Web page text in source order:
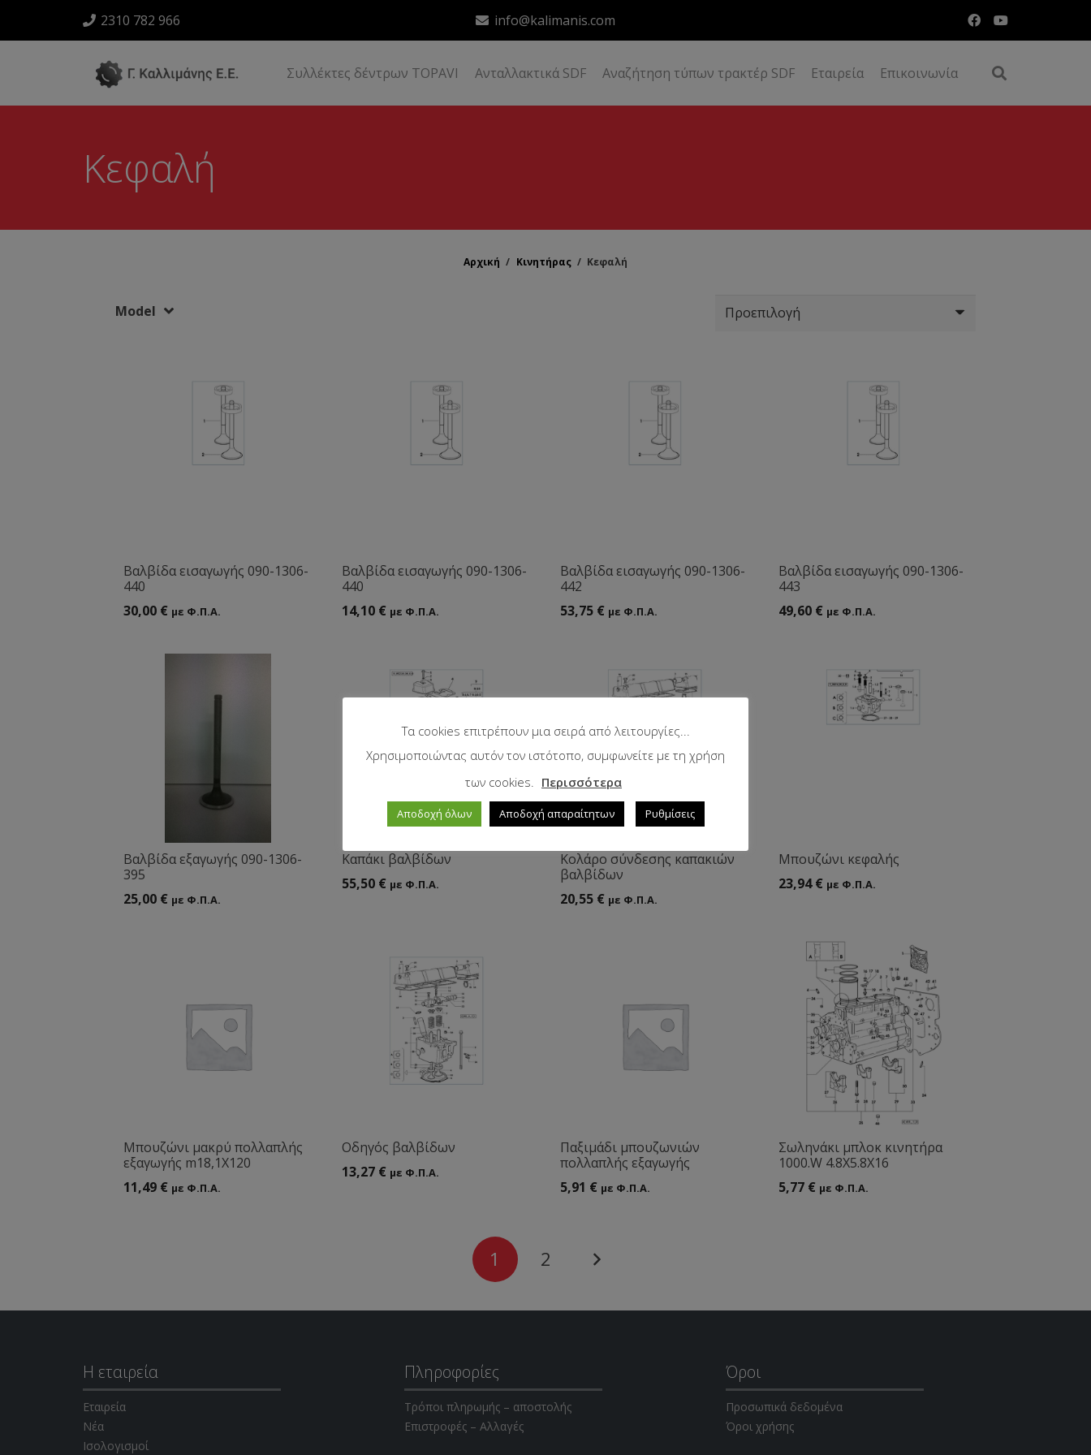
2310 782 966 info@kalimanis.com
Συλλέκτες δέντρων TOPAVI Ανταλλακτικά SDF Αναζήτηση τύπων τρακτέρ SDF Εταιρεία Επικοινωνία
Κεφαλή
Αρχική / Κινητήρας / Κεφαλή
Model
Βαλβίδα εισαγωγής 090-1306-
440
30,00 € με Φ.Π.Α.
Βαλβίδα εισαγωγής 090-1306-
440
14,10 € με Φ.Π.Α.
Βαλβίδα εισαγωγής 090-1306-
442
53,75 € με Φ.Π.Α.
Βαλβίδα εισαγωγής 090-1306-
443
49,60 € με Φ.Π.Α.
Βαλβίδα εξαγωγής 090-1306-
395
25,00 € με Φ.Π.Α.
Καπάκι βαλβίδων
55,50 € με Φ.Π.Α.
Κολάρο σύνδεσης καπακιών
βαλβίδων
20,55 € με Φ.Π.Α.
Μπουζώνι κεφαλής
23,94€ με Φ.Π.Α.
Μπουζώνι μακρύ πολλαπλής
εξαγωγής m18,1X120
11,49 € με Φ.Π.Α.
Οδηγός βαλβίδων
13,27 € με Φ.Π.Α.
Παξιμάδι μπουζωνιών
πολλαπλής εξαγωγής
5,91 € με Φ.Π.Α.
Σωληνάκι μπλοκ κινητήρα
1000.W 4.8Χ5.8Χ16
5,77 € με Φ.Π.Α.
1 2
Η εταιρεία
Εταιρεία
Νέα
Ισολογισμοί
Πληροφορίες
Τρόποι πληρωμής – αποστολής
Επιστροφές – Αλλαγές
Όροι
Προσωπικά δεδομένα
Όροι χρήσης
Τα cookies επιτρέπουν μια σειρά από λειτουργίες...
Χρησιμοποιώντας αυτόν τον ιστότοπο, συμφωνείτε με τη χρήση
των cookies.
Περισσότερα
Αποδοχή όλων Αποδοχή απαραίτητων Ρυθμίσεις